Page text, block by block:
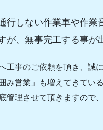
しない作業車や作業
が、無事完工する事
事のご依頼を頂き、誠
み営業」も増えてきてい
管理させて頂きますので